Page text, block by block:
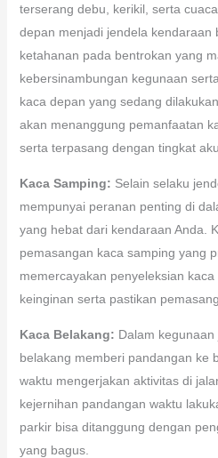
terserang debu, kerikil, serta
depan menjadi jendela kendaraan
ketahanan pada bentrokan yang
kebersinambungan kegunaan
kaca depan yang sedang
akan menanggung pemanfaatan
serta terpasang dengan tingkat
Kaca Samping: Selain selaku
mempunyai peranan penting di
yang hebat dari kendaraan Anda.
pemasangan kaca samping yang
memercayakan penyeleksian
keinginan serta pastikan
Kaca Belakang: Dalam
belakang memberi pandangan ke
waktu mengerjakan aktivitas di
kejernihan pandangan waktu
parkir bisa ditanggung dengan
yang bagus.